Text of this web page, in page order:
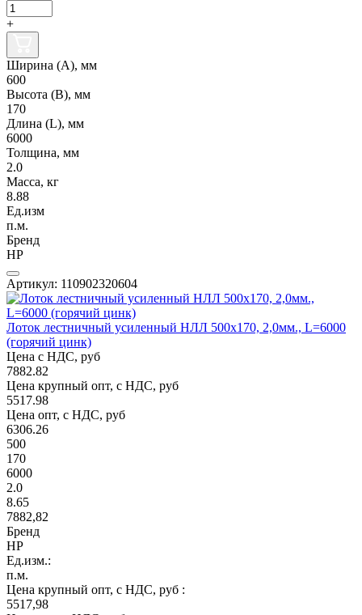
+
Ширина (А), мм
600
Высота (В), мм
170
Длина (L), мм
6000
Толщина, мм
2.0
Масса, кг
8.88
Ед.изм
п.м.
Бренд
НР
Артикул: 110902320604
Лоток лестничный усиленный НЛЛ 500х170, 2,0мм., L=6000
(горячий цинк)
Цена с НДС, руб
7882.82
Цена крупный опт, с НДС, руб
5517.98
Цена опт, с НДС, руб
6306.26
500
170
6000
2.0
8.65
7882,82
Бренд
НР
Ед.изм.:
п.м.
Цена крупный опт, с НДС, руб :
5517,98